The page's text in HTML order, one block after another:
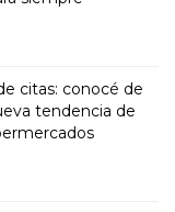
citas: conocé de
tendencia de